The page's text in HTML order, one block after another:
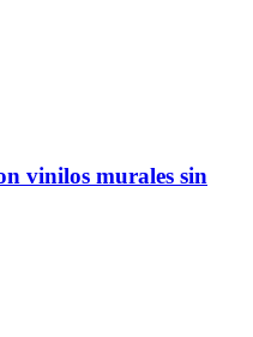
vinilos murales sin